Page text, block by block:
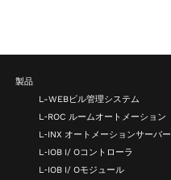
製品
L-WEBビル管理システム
L‑ROC ルームオートメーション
L‑INX オートメーションサーバー
L‑IOB I/ Oコントローラ
L‑IOB I/ Oモジュール